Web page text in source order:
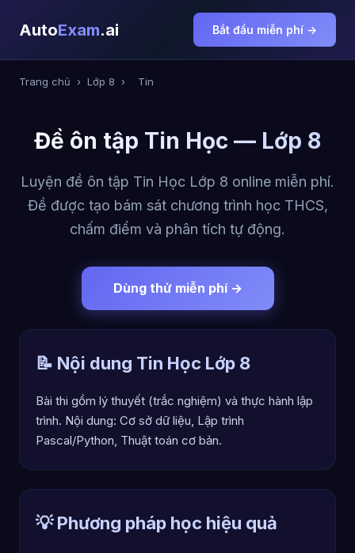
AutoExam.ai Bắt đầu miễn phí →
Trang chủ › Lớp 8 › Tin
Đề ôn tập Tin Học — Lớp 8
Luyện đề ôn tập Tin Học Lớp 8 online miễn phí.
Đề được tạo bám sát chương trình học THCS,
chấm điểm và phân tích tự động.
Dùng thử miễn phí →
📝 Nội dung Tin Học Lớp 8
Bài thi gồm lý thuyết (trắc nghiệm) và thực hành lập
trình. Nội dung: Cơ sở dữ liệu, Lập trình
Pascal/Python, Thuật toán cơ bản.
💡 Phương pháp học hiệu quả